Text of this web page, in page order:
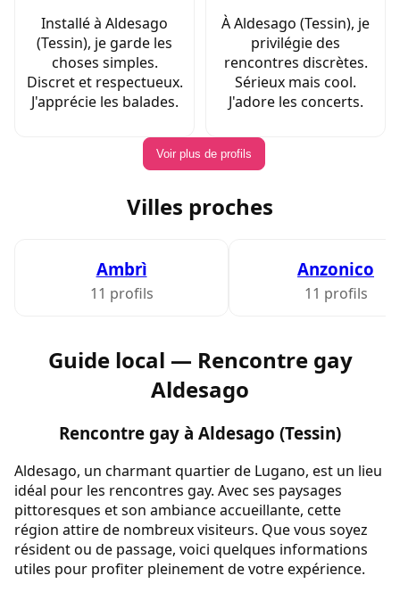
Installé à Aldesago
(Tessin), je garde les
choses simples.
Discret et respectueux.
J'apprécie les balades.
À Aldesago (Tessin), je
privilégie des
rencontres discrètes.
Sérieux mais cool.
J'adore les concerts.
Voir plus de profils
Villes proches
Ambrì
11 profils
Anzonico
11 profils
Guide local — Rencontre gay
Aldesago
Rencontre gay à Aldesago (Tessin)
Aldesago, un charmant quartier de Lugano, est un lieu
idéal pour les rencontres gay. Avec ses paysages
pittoresques et son ambiance accueillante, cette
région attire de nombreux visiteurs. Que vous soyez
résident ou de passage, voici quelques informations
utiles pour profiter pleinement de votre expérience.